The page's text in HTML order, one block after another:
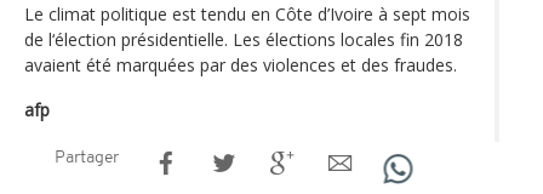
Le climat politique est tendu en Côte d’Ivoire à sept mois
de l‘élection présidentielle. Les élections locales fin 2018
avaient été marquées par des violences et des fraudes.
afp
Partager